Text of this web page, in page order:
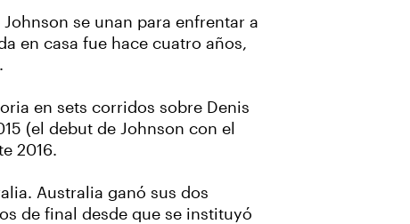
se unan para enfrentar a
en casa fue hace cuatro años,
en sets corridos sobre Denis
(el debut de Johnson con el
2016.
Australia ganó sus dos
de final desde que se instituyó